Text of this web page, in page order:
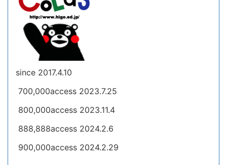
since 2017.4.10
700,000access 2023.7.25
800,000access 2023.11.4
888,888access 2024.2.6
900,000access 2024.2.29